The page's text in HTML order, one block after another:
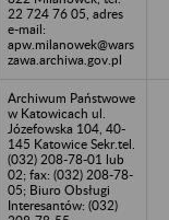
22 724 76 05, adres
e-mail:
apw.milanowek@wars
zawa.archiwa.gov.pl
Archiwum Państwowe
w Katowicach ul.
Józefowska 104, 40-
145 Katowice Sekr.tel.
(032) 208-78-01 lub
02; fax: (032) 208-78-
05; Biuro Obsługi
Interesantów: (032)